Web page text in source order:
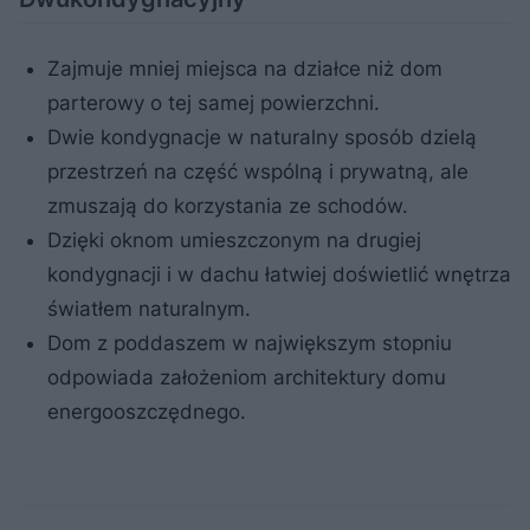
Zajmuje mniej miejsca na działce niż dom
parterowy o tej samej powierzchni.
Dwie kondygnacje w naturalny sposób dzielą
przestrzeń na część wspólną i prywatną, ale
zmuszają do korzystania ze schodów.
Dzięki oknom umieszczonym na drugiej
kondygnacji i w dachu łatwiej doświetlić wnętrza
światłem naturalnym.
Dom z poddaszem w największym stopniu
odpowiada założeniom architektury domu
energooszczędnego.